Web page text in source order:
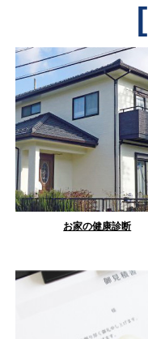
[
お家の健康診断